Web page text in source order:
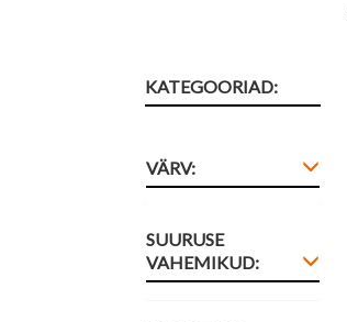
KATEGOORIAD:
VÄRV:
SUURUSE
VAHEMIKUD: